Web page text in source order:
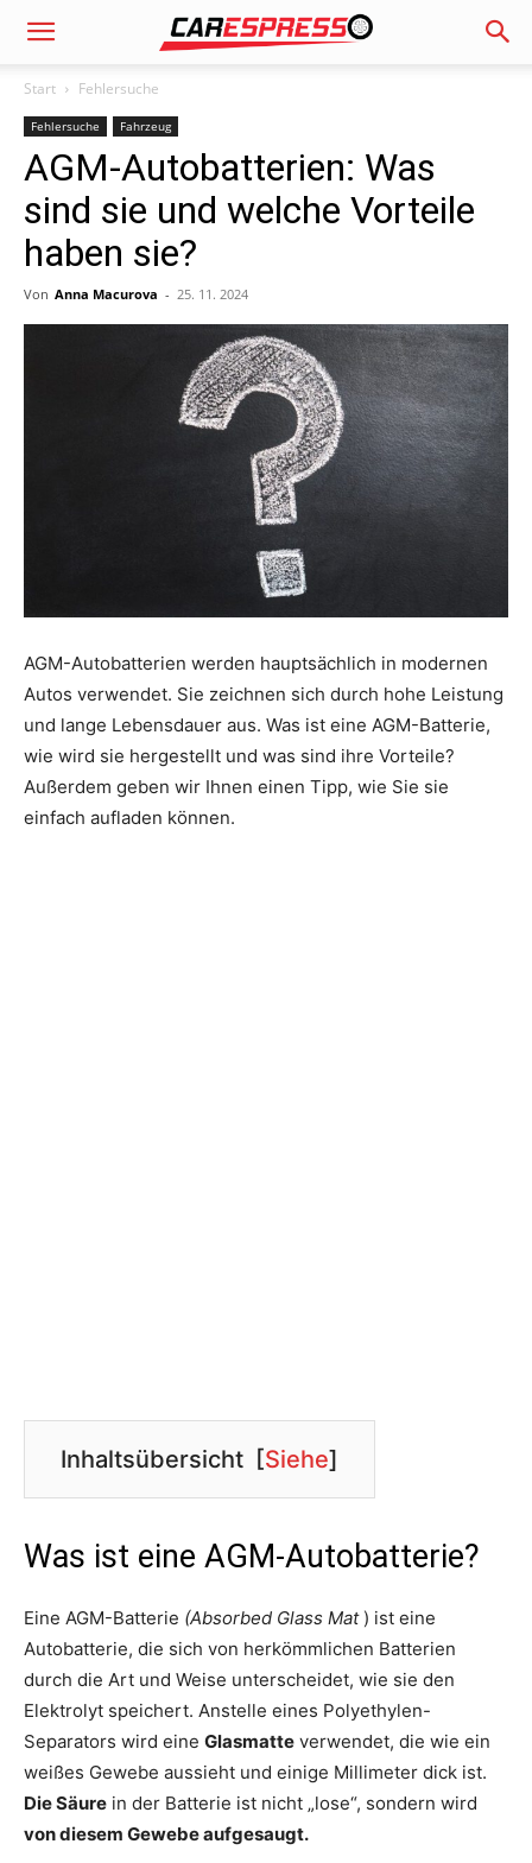
Start Fehlersuche
Fehlersuche Fahrzeug
AGM-Autobatterien: Was
sind sie und welche Vorteile
haben sie?
Von Anna Macurova - 25. 11. 2024
AGM-Autobatterien werden hauptsächlich in modernen
Autos verwendet. Sie zeichnen sich durch hohe Leistung
und lange Lebensdauer aus. Was ist eine AGM-Batterie,
wie wird sie hergestellt und was sind ihre Vorteile?
Außerdem geben wir Ihnen einen Tipp, wie Sie sie
einfach aufladen können.
Inhaltsübersicht [Siehe]
Was ist eine AGM-Autobatterie?
Eine AGM-Batterie (Absorbed Glass Mat ) ist eine
Autobatterie, die sich von herkömmlichen Batterien
durch die Art und Weise unterscheidet, wie sie den
Elektrolyt speichert. Anstelle eines Polyethylen-
Separators wird eine Glasmatte verwendet, die wie ein
weißes Gewebe aussieht und einige Millimeter dick ist.
Die Säure in der Batterie ist nicht „lose“, sondern wird
von diesem Gewebe aufgesaugt.